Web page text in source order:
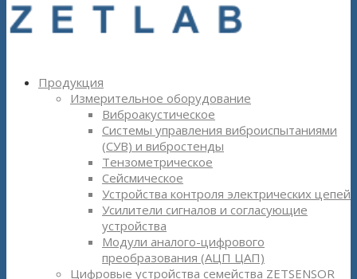
Продукция
Измерительное оборудование
Виброакустическое
Системы управления виброиспытаниями
(СУВ) и вибростенды
Тензометрическое
Сейсмическое
Устройства контроля электрических цепей
Усилители сигналов и согласующие
устройства
Модули аналого-цифрового
преобразования (АЦП ЦАП)
Цифровые устройства семейства ZETSENSOR